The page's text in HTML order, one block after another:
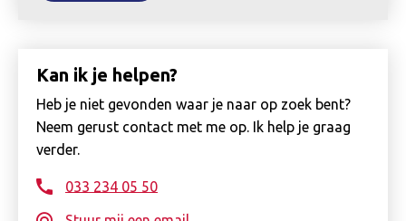
Kan ik je helpen?
Heb je niet gevonden waar je naar op zoek bent?
Neem gerust contact met me op. Ik help je graag
verder.
033 234 05 50